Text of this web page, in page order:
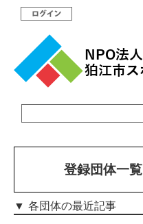
登録団体一覧
各団体の最近記事